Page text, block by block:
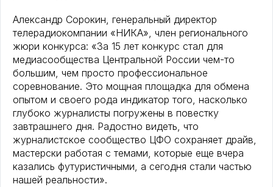
Александр Сорокин, генеральный директор
телерадиокомпании «НИКА», член регионального
жюри конкурса: «За 15 лет конкурс стал для
медиасообщества Центральной России чем-то
большим, чем просто профессиональное
соревнование. Это мощная площадка для обмена
опытом и своего рода индикатор того, насколько
глубоко журналисты погружены в повестку
завтрашнего дня. Радостно видеть, что
журналистское сообщество ЦФО сохраняет драйв,
мастерски работая с темами, которые еще вчера
казались футуристичными, а сегодня стали частью
нашей реальности».